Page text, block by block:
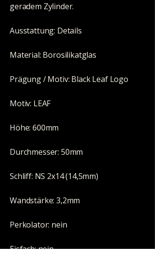
geradem Zylinder.
Ausstattung: Details
Material: Borosilikatglas
Prägung / Motiv: Black Leaf Logo
Motiv: LEAF
Höhe: 600mm
Durchmesser: 50mm
Schliff: NS 2x14 (14,5mm)
Wandstärke: 3,2mm
Perkolator: nein
Eisfach: nein